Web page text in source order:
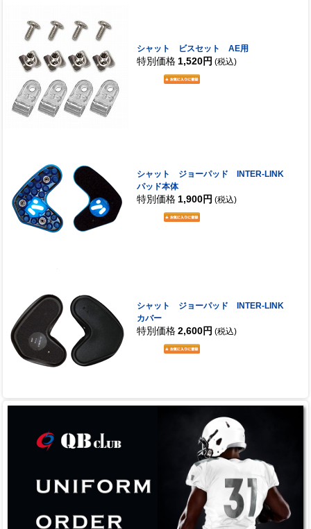
シャット ビスセット AE用
特別価格 1,520円 (税込)
シャット ジョーパッド INTER-LINK
パッド本体
特別価格 1,900円 (税込)
シャット ジョーパッド INTER-LINK
カバー
特別価格 2,600円 (税込)